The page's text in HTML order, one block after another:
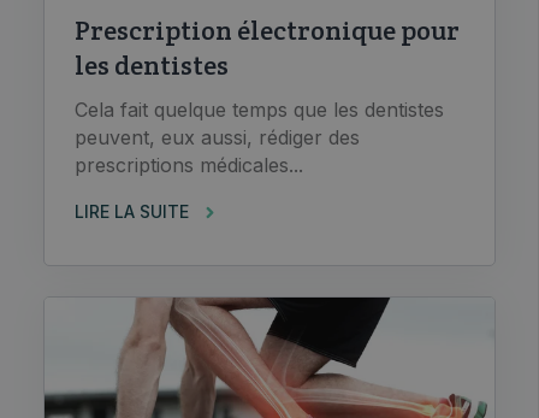
Prescription électronique pour
les dentistes
Cela fait quelque temps que les dentistes
peuvent, eux aussi, rédiger des
prescriptions médicales...
LIRE LA SUITE